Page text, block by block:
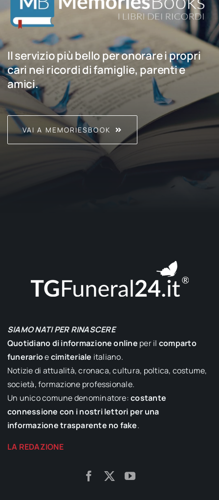
Il servizio più bello per onorare i propri
cari nei ricordi di famiglie, parenti e
amici.
VAI A MEMORIESBOOK
SIAMO NATI PER RINASCERE
Quotidiano di informazione online per il comparto
funerarioecimiteriale italiano.
Notizie di attualità, cronaca, cultura, poltica, costume,
società, formazione professionale.
Un unico comune denominatore:costante
connessione con i nostri lettori per una
informazione trasparente no fake.
LA REDAZIONE